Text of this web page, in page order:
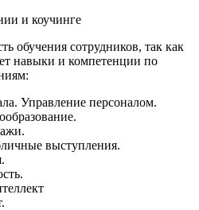
и коучинге
обучения сотрудников, так как
навыки и компетенции по
Управление персоналом.
выступления.